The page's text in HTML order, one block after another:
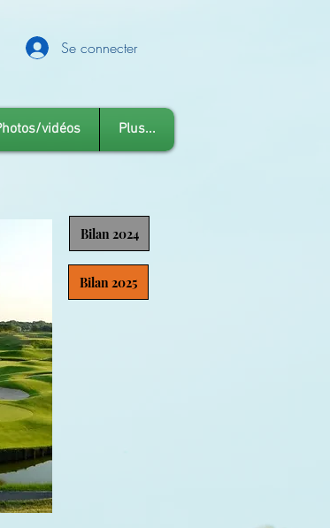
Se connecter
vidéos Plus...
Bilan 2024
Bilan 2025